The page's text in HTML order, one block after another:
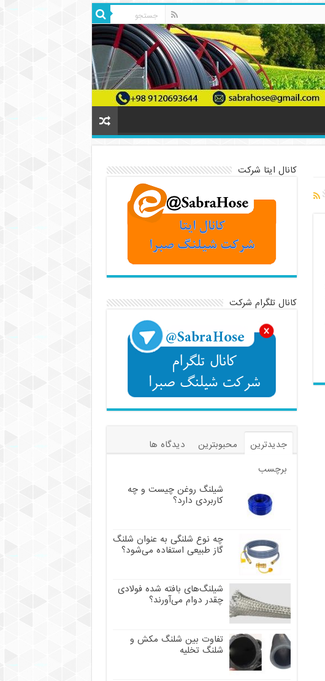
کانال ایتا شرکت
کانال تلگرام شرکت
جدیدترین محبوبترین
دیدگاه ها
برچسب
شیلنگ روغن چیست و چه
کاربردی دارد؟
چه نوع شلنگی به عنوان شلنگ
گاز طبیعی استفاده می‌شود؟
شیلنگ‌های بافته شده فولادی
چقدر دوام می‌آورند؟
تفاوت بین شلنگ مکش و
شلنگ تخلیه